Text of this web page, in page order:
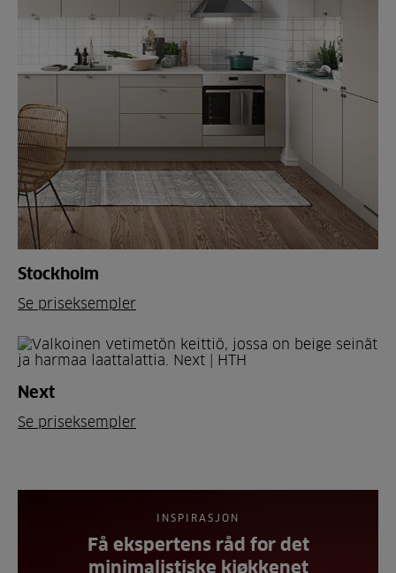
Stockholm
Se priseksempler
Next
Se priseksempler
INSPIRASJON
Få ekspertens råd for det
minimalistiske kjøkkenet